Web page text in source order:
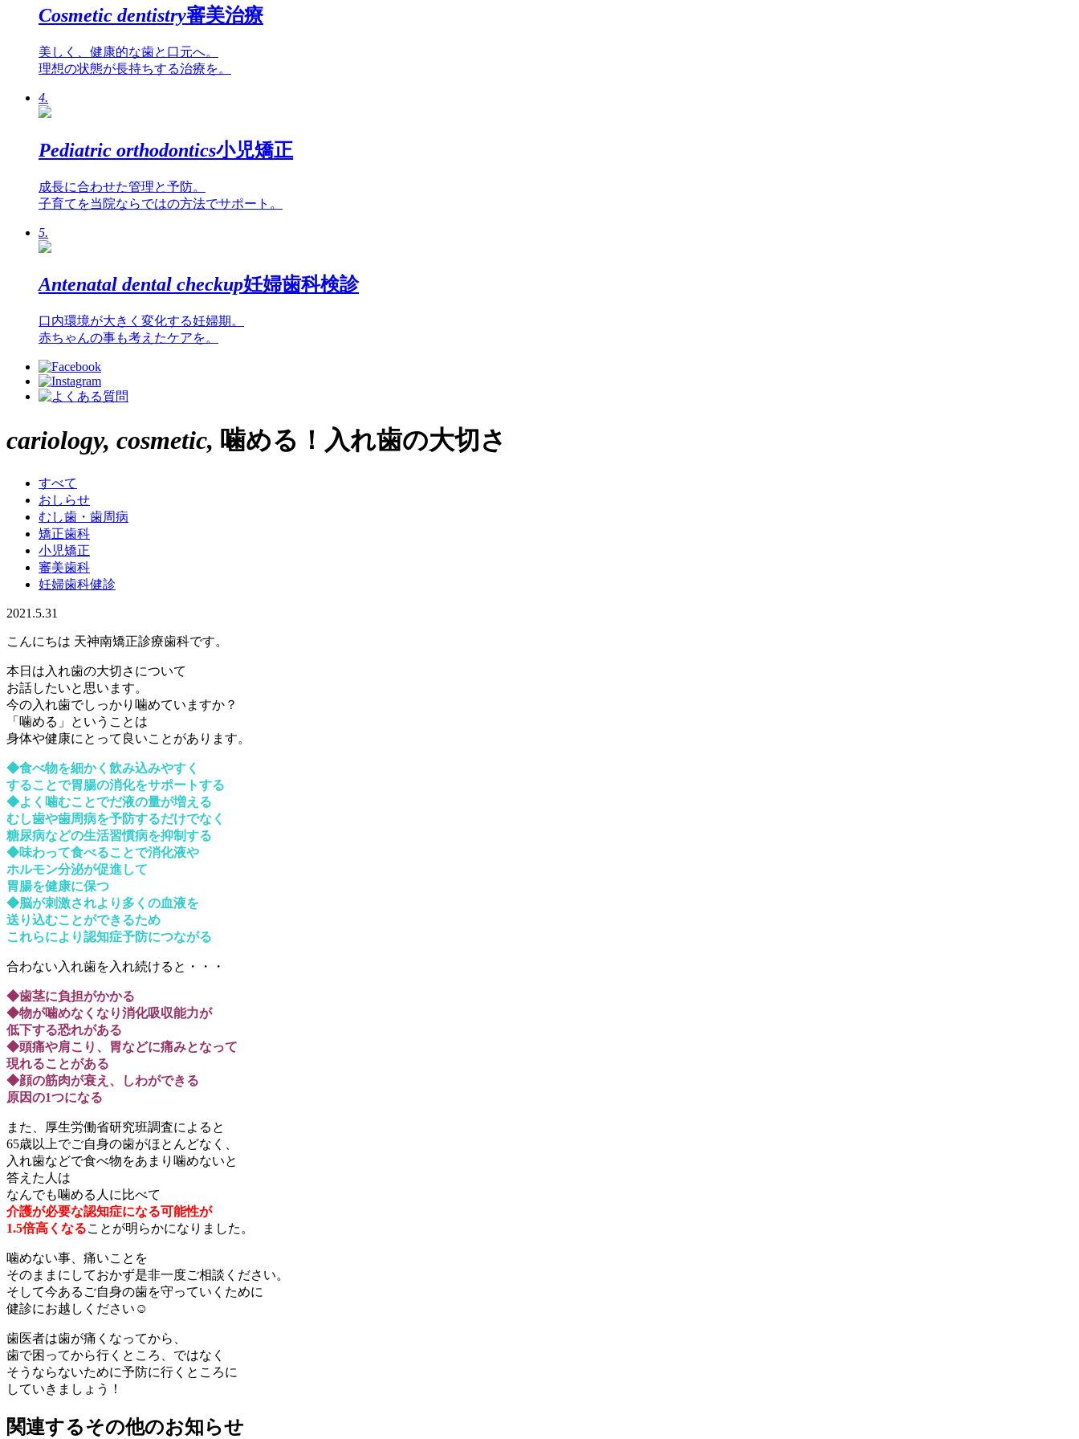
Cosmetic dentistry審美治療
美しく、健康的な歯と口元へ。
理想の状態が長持ちする治療を。
4.
Pediatric orthodontics小児矯正
成長に合わせた管理と予防。
子育てを当院ならではの方法でサポート。
5.
Antenatal dental checkup妊婦歯科検診
口内環境が大きく変化する妊婦期。
赤ちゃんの事も考えたケアを。
cariology, cosmetic, 噛める！入れ歯の大切さ
すべて
おしらせ
むし歯・歯周病
矯正歯科
小児矯正
審美歯科
妊婦歯科健診
2021.5.31
こんにちは 天神南矯正診療歯科です。
本日は入れ歯の大切さについて
お話したいと思います。
今の入れ歯でしっかり噛めていますか？
「噛める」ということは
身体や健康にとって良いことがあります。
◆食べ物を細かく飲み込みやすく
することで胃腸の消化をサポートする
◆よく噛むことでだ液の量が増える
むし歯や歯周病を予防するだけでなく
糖尿病などの生活習慣病を抑制する
◆味わって食べることで消化液や
ホルモン分泌が促進して
胃腸を健康に保つ
◆脳が刺激されより多くの血液を
送り込むことができるため
これらにより認知症予防につながる
合わない入れ歯を入れ続けると・・・
◆歯茎に負担がかかる
◆物が噛めなくなり消化吸収能力が
低下する恐れがある
◆頭痛や肩こり、胃などに痛みとなって
現れることがある
◆顔の筋肉が衰え、しわができる
原因の1つになる
また、厚生労働省研究班調査によると
65歳以上でご自身の歯がほとんどなく、
入れ歯などで食べ物をあまり噛めないと
答えた人は
なんでも噛める人に比べて
介護が必要な認知症になる可能性が
1.5倍高くなることが明らかになりました。
噛めない事、痛いことを
そのままにしておかず是非一度ご相談ください。
そして今あるご自身の歯を守っていくために
健診にお越しください☺
歯医者は歯が痛くなってから、
歯で困ってから行くところ、ではなく
そうならないために予防に行くところに
していきましょう！
関連するその他のお知らせ